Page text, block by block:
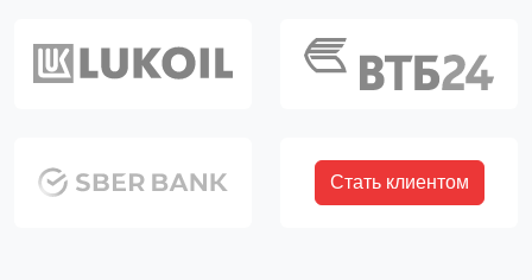
Стать клиентом